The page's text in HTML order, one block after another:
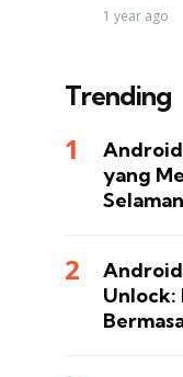
1 year ago
Trending
Android
yang
Android
Unlock: